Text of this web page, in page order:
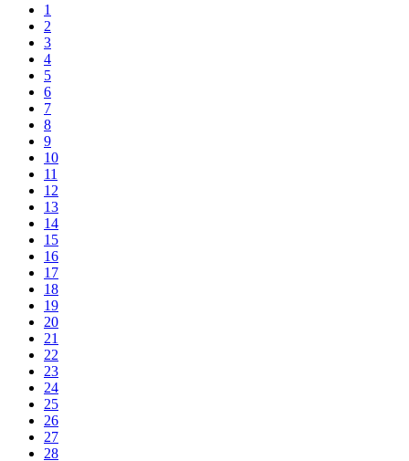
1
2
3
4
5
6
7
8
9
10
11
12
13
14
15
16
17
18
19
20
21
22
23
24
25
26
27
28